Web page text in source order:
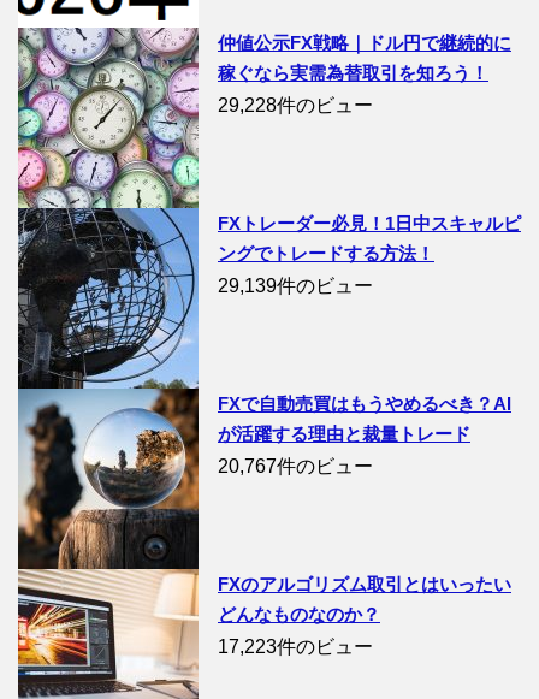
仲値公示FX戦略｜ドル円で継続的に
稼ぐなら実需為替取引を知ろう！
29,228件のビュー
FXトレーダー必見！1日中スキャルピ
ングでトレードする方法！
29,139件のビュー
FXで自動売買はもうやめるべき？AI
が活躍する理由と裁量トレード
20,767件のビュー
FXのアルゴリズム取引とはいったい
どんなものなのか？
17,223件のビュー